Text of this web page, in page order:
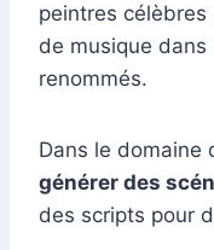
peintres
de musique
renommés.
Dans le domaine
générer des
des scripts pour